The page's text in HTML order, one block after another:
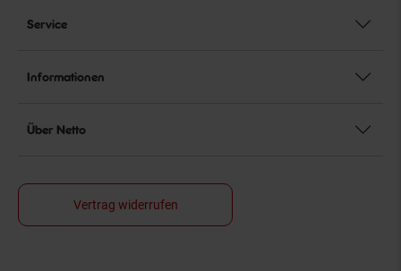
Service
Informationen
Über Netto
Vertrag widerrufen